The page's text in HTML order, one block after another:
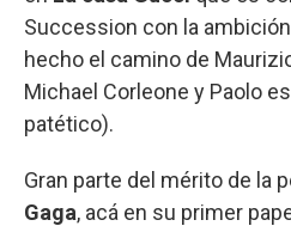
Succession con la
hecho el camino de
Michael Corleone y Paolo
patético).
Gran parte del mérito de la
Gaga, acá en su primer